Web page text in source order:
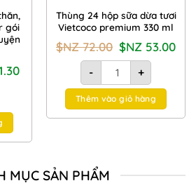
gói
Giá
hiện
thịt thăn, xương ống, tủy Knorr gói 900g và
Thùng 24 hộp sữa dừa tươi
Vietcoco premium 330 ml
$NZ72.00 Giá
gốc
là:
72.00.
$NZ 53.00Giá
hiện
-
Thùng 24 hộp sữa dừa
+
Thêm vào giỏ hàng
MỤC SẢN PHẨM